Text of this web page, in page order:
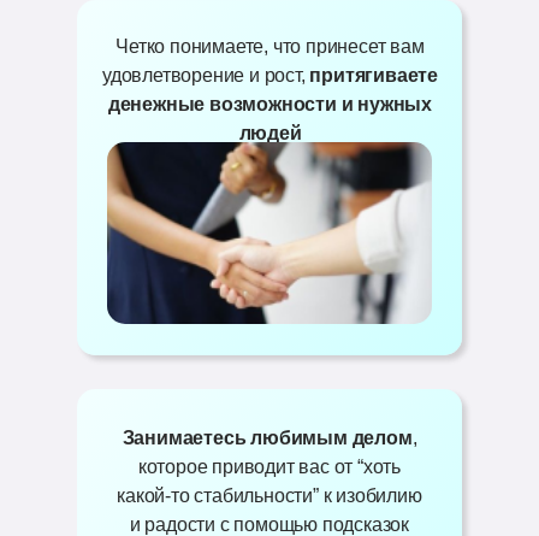
Четко понимаете, что принесет вам
удовлетворение и рост, притягиваете
денежные возможности и нужных
людей
Занимаетесь любимым делом,
которое приводит вас от “хоть
какой-то стабильности” к изобилию
и радости с помощью подсказок